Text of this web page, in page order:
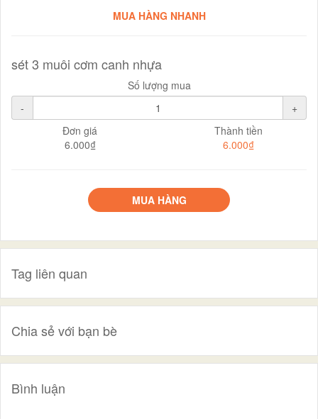
MUA HÀNG NHANH
sét 3 muôi cơm canh nhựa
Số lượng mua
-
+
Đơn giá
6.000₫
Thành tiền
6.000₫
MUA HÀNG
Tag liên quan
Chia sẻ với bạn bè
Bình luận